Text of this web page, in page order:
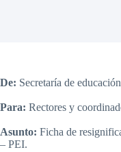
De: Secretaría de
Para: Rectores y
Asunto: Ficha de
– PEI.